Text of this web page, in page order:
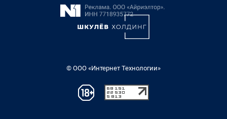
© ООО «Интернет Технологии»